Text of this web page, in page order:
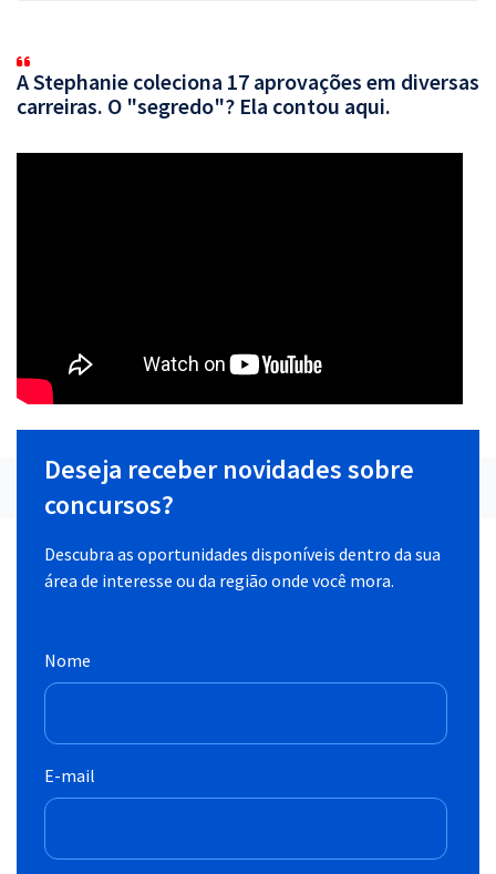
A Stephanie coleciona 17 aprovações em diversas
carreiras. O "segredo"? Ela contou aqui.
Deseja receber novidades sobre
concursos?
Descubra as oportunidades disponíveis dentro da sua
área de interesse ou da região onde você mora.
Nome
E-mail